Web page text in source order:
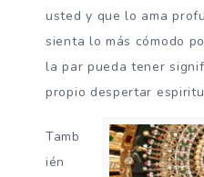
usted y que lo ama
sienta lo más cómodo
la par pueda tener
propio despertar
Tamb
ién